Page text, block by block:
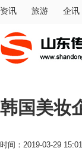
资讯 旅游 企讯
韩国美妆
时间：2019-03-29